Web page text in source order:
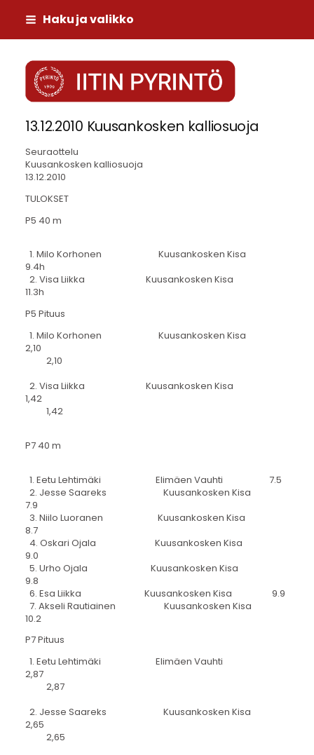
Siirry
sivun
sisältöön
Haku ja valikko
Iitin Pyrintö
13.12.2010 Kuusankosken kalliosuoja
Seuraottelu
Kuusankosken kalliosuoja
13.12.2010
TULOKSET
P5 40 m
1. Milo Korhonen Kuusankosken Kisa
9.4h
2. Visa Liikka Kuusankosken Kisa
11.3h
P5 Pituus
1. Milo Korhonen Kuusankosken Kisa
2,10
2,10
2. Visa Liikka Kuusankosken Kisa
1,42
1,42
P7 40 m
1. Eetu Lehtimäki Elimäen Vauhti 7.5
2. Jesse Saareks Kuusankosken Kisa
7.9
3. Niilo Luoranen Kuusankosken Kisa
8.7
4. Oskari Ojala Kuusankosken Kisa
9.0
5. Urho Ojala Kuusankosken Kisa
9.8
6. Esa Liikka Kuusankosken Kisa 9.9
7. Akseli Rautiainen Kuusankosken Kisa
10.2
P7 Pituus
1. Eetu Lehtimäki Elimäen Vauhti
2,87
2,87
2. Jesse Saareks Kuusankosken Kisa
2,65
2,65